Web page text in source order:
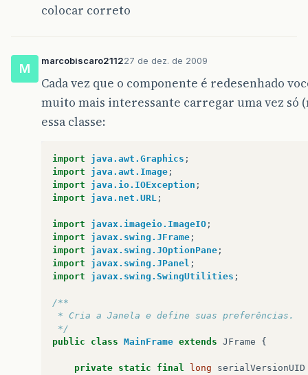
colocar correto
M
marcobiscaro211227 de dez. de 2009
Cada vez que o componente é redesenhado
muito mais interessante carregar uma vez só
essa classe:
import java.awt.Graphics ;
import
java.awt.Image ;
import
java.io.IOException ;
import
java.net.URL ;
import javax.imageio.ImageIO ;
import
javax.swing.JFrame ;
import
javax.swing.JOptionPane ;
import
javax.swing.JPanel ;
import
javax.swing.SwingUtilities ;
/**
* Cria a Janela e define suas preferências.
*/
public
class MainFrame extends JFrame {
private static final long serialVersionUID